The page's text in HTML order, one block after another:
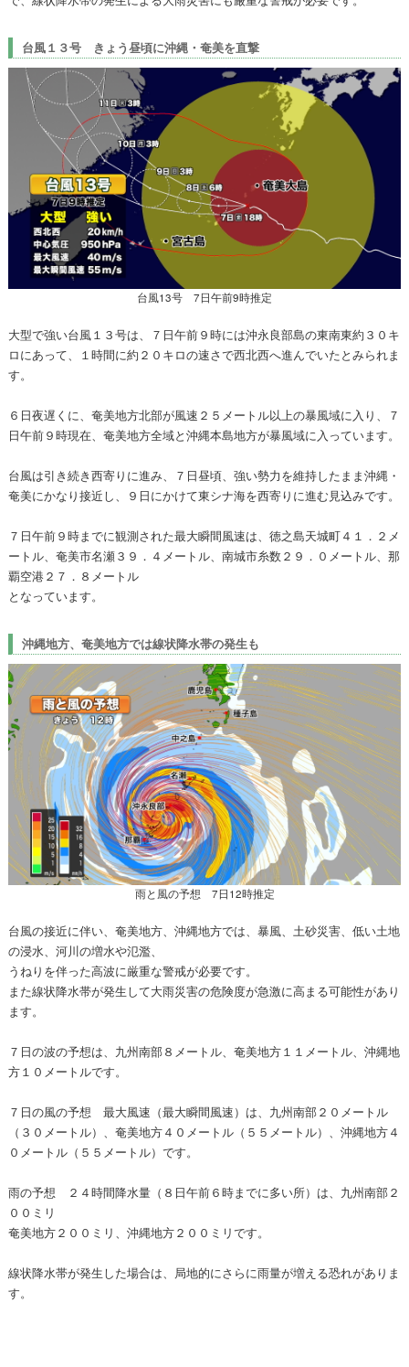
台風１３号 きょう昼頃に沖縄・奄美を直撃
台風13号 7日午前9時推定
大型で強い台風１３号は、７日午前９時には沖永良部島の東南東約３０キ
ロにあって、１時間に約２０キロの速さで西北西へ進んでいたとみられま
す。
６日夜遅くに、奄美地方北部が風速２５メートル以上の暴風域に入り、７
日午前９時現在、奄美地方全域と沖縄本島地方が暴風域に入っています。
台風は引き続き西寄りに進み、７日昼頃、強い勢力を維持したまま沖縄・
奄美にかなり接近し、９日にかけて東シナ海を西寄りに進む見込みです。
７日午前９時までに観測された最大瞬間風速は、徳之島天城町４１．２メ
ートル、奄美市名瀬３９．４メートル、南城市糸数２９．０メートル、那
覇空港２７．８メートル
となっています。
沖縄地方、奄美地方では線状降水帯の発生も
雨と風の予想 7日12時推定
台風の接近に伴い、奄美地方、沖縄地方では、暴風、土砂災害、低い土地
の浸水、河川の増水や氾濫、
うねりを伴った高波に厳重な警戒が必要です。
また線状降水帯が発生して大雨災害の危険度が急激に高まる可能性があり
ます。
７日の波の予想は、九州南部８メートル、奄美地方１１メートル、沖縄地
方１０メートルです。
７日の風の予想 最大風速（最大瞬間風速）は、九州南部２０メートル
（３０メートル）、奄美地方４０メートル（５５メートル）、沖縄地方４
０メートル（５５メートル）です。
雨の予想 ２４時間降水量（８日午前６時までに多い所）は、九州南部２
００ミリ
奄美地方２００ミリ、沖縄地方２００ミリです。
線状降水帯が発生した場合は、局地的にさらに雨量が増える恐れがありま
す。